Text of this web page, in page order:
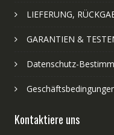
LIEFERUNG,
GARANTIEN &
Datenschutz-
Kontaktiere uns